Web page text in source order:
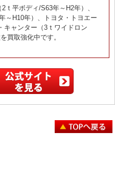
ｔ平ボディ/S63年～H2年）、
～H10年）、トヨタ・トヨエー
キャンター（3ｔワイドロン
買取強化中です。